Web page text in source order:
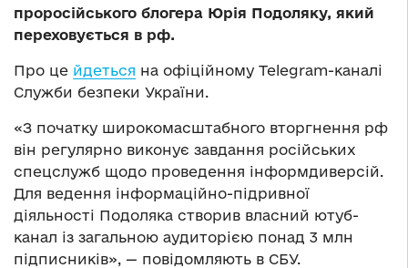
проросійського блогера Юрія Подоляку, який
переховується в рф.
Про це йдеться на офіційному Telegram-каналі
Служби безпеки України.
«З початку широкомасштабного вторгнення рф
він регулярно виконує завдання російських
спецслужб щодо проведення інформдиверсій.
Для ведення інформаційно-підривної
діяльності Подоляка створив власний ютуб-
канал із загальною аудиторією понад 3 млн
підписників», — повідомляють в СБУ.